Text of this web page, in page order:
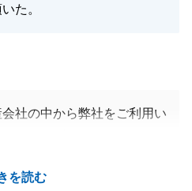
た。
を読む
社の中から弊社をご利用い